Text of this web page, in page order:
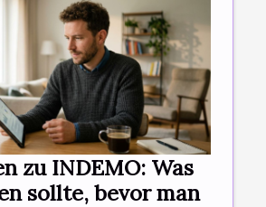
zu INDEMO: Was
sollte, bevor man